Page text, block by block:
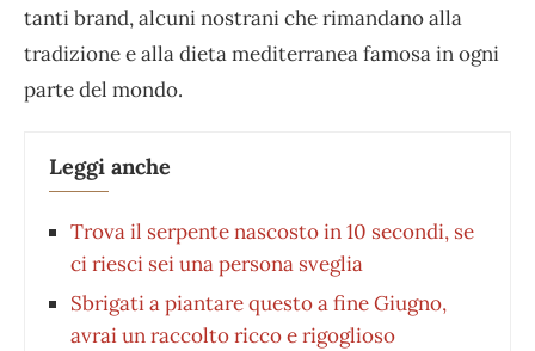
tanti brand, alcuni nostrani che rimandano alla
tradizione e alla dieta mediterranea famosa in ogni
parte del mondo.
Leggi anche
Trova il serpente nascosto in 10 secondi, se
ci riesci sei una persona sveglia
Sbrigati a piantare questo a fine Giugno,
avrai un raccolto ricco e rigoglioso